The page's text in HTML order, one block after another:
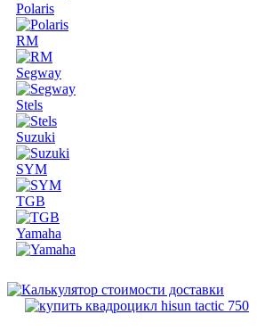
Polaris
RM
Segway
Stels
Suzuki
SYM
TGB
Yamaha